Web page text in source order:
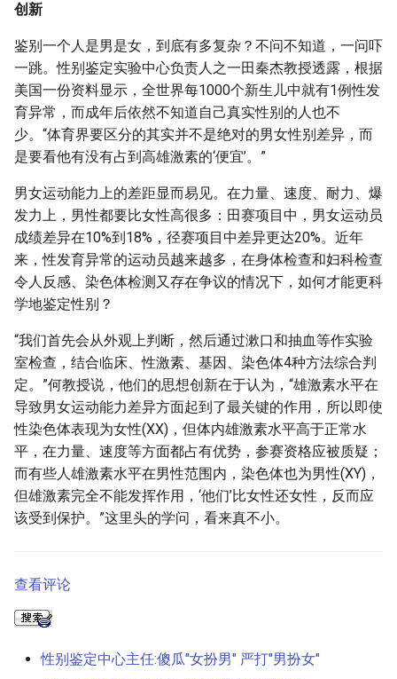
创新
鉴别一个人是男是女，到底有多复杂？不问不知道，一问吓
一跳。性别鉴定实验中心负责人之一田秦杰教授透露，根据
美国一份资料显示，全世界每1000个新生儿中就有1例性发
育异常，而成年后依然不知道自己真实性别的人也不
少。“体育界要区分的其实并不是绝对的男女性别差异，而
是要看他有没有占到高雄激素的‘便宜’。”
男女运动能力上的差距显而易见。在力量、速度、耐力、爆
发力上，男性都要比女性高很多：田赛项目中，男女运动员
成绩差异在10%到18%，径赛项目中差异更达20%。近年
来，性发育异常的运动员越来越多，在身体检查和妇科检查
令人反感、染色体检测又存在争议的情况下，如何才能更科
学地鉴定性别？
“我们首先会从外观上判断，然后通过漱口和抽血等作实验
室检查，结合临床、性激素、基因、染色体4种方法综合判
定。”何教授说，他们的思想创新在于认为，“雄激素水平在
导致男女运动能力差异方面起到了最关键的作用，所以即使
性染色体表现为女性(XX)，但体内雄激素水平高于正常水
平，在力量、速度等方面都占有优势，参赛资格应被质疑；
而有些人雄激素水平在男性范围内，染色体也为男性(XY)，
但雄激素完全不能发挥作用，‘他们’比女性还女性，反而应
该受到保护。”这里头的学问，看来真不小。
查看评论
性别鉴定中心主任:傻瓜"女扮男" 严打"男扮女"